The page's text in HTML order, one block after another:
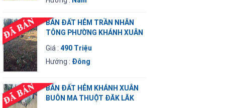
BÁN ĐẤT HẺM TRẦN NHÂN
TÔNG PHƯỜNG KHÁNH XUÂN
Giá :490 Triệu
Hướng : Đông
BÁN ĐẤT HẺM KHÁNH XUÂN
BUÔN MA THUỘT ĐĂK LĂK